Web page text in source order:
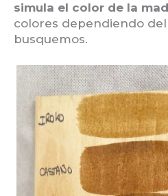
simula el color de la
colores dependiendo
busquemos.